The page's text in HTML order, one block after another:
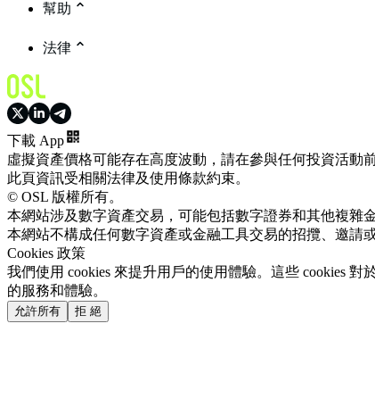
幫助
法律
下載 App
虛擬資產價格可能存在高度波動，請在參與任何投資活動
此頁資訊受相關法律及使用條款約束。
© OSL 版權所有。
本網站涉及數字資產交易，可能包括數字證券和其他複雜
本網站不構成任何數字資產或金融工具交易的招攬、邀請或
Cookies 政策
我們使用 cookies 來提升用戶的使用體驗。這些 cookies
的服務和體驗。
允許所有 拒 絕